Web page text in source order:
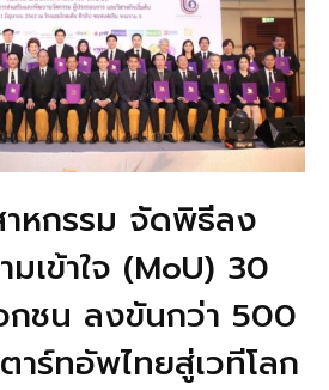
หกรรม จัดพิธีลง
เข้าใจ (MoU) 30
กชน ลงขันกว่า 500
ร์ทอัพไทยสู่เวทีโลก